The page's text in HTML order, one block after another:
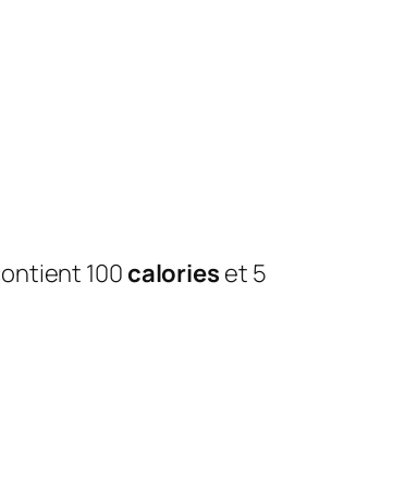
100 calories et 5